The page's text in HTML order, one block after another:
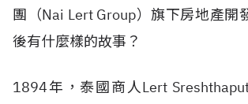
團（Nai Lert Group）旗下房地產開
後有什麼樣的故事？
1894年，泰國商人Lert